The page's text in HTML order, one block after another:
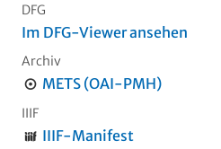
DFG
Im DFG-Viewer ansehen
Archiv
METS (OAI-PMH)
IIIF
IIIF-Manifest